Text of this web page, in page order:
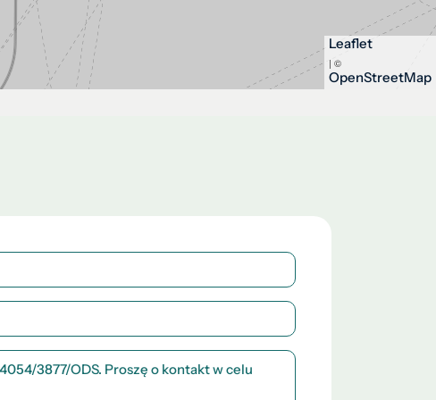
Leaflet
| ©
OpenStreetMap